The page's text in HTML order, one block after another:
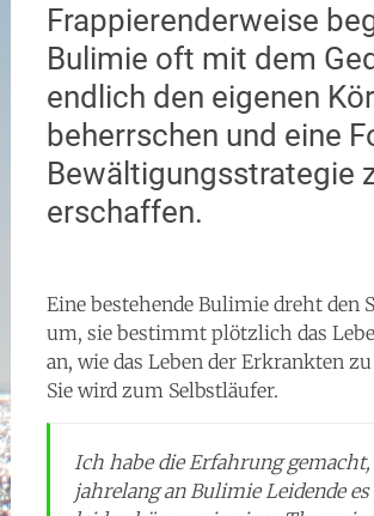
Frappierenderweise
Bulimie oft mit dem
endlich den eigenen
beherrschen und eine
Bewältigungsstrategie
erschaffen.
Eine bestehende Bulimie dreht den
um, sie bestimmt plötzlich das
an, wie das Leben der Erkrankten
Sie wird zum Selbstläufer.
Ich habe die Erfahrung gemacht,
jahrelang an Bulimie Leidende